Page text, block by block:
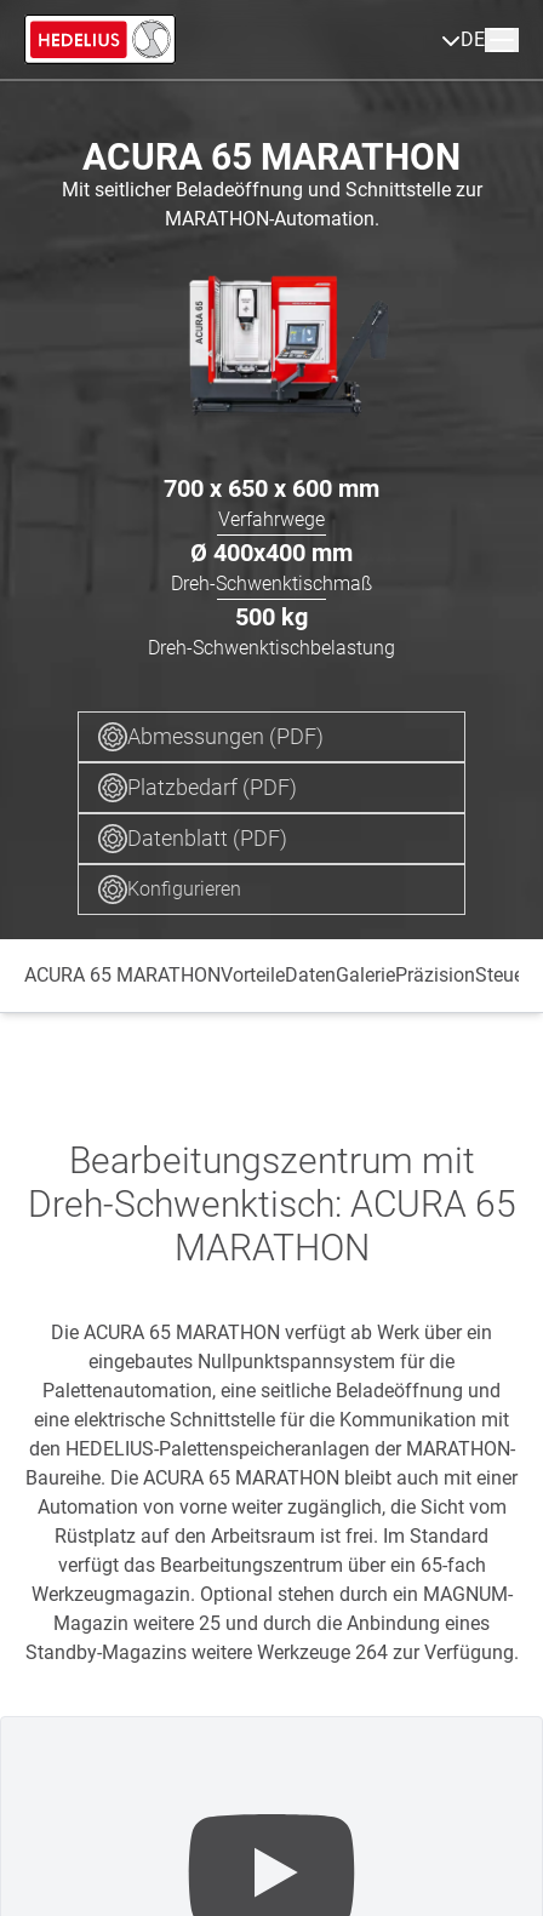
DE
ACURA 65 MARATHON
Mit seitlicher Beladeöffnung und Schnittstelle zur
MARATHON-Automation.
700 x 650 x 600 mm
Verfahrwege
Ø 400x400 mm
Dreh-Schwenktischmaß
500 kg
Dreh-Schwenktischbelastung
Abmessungen (PDF)
Platzbedarf (PDF)
Datenblatt (PDF)
Konfigurieren
ACURA 65 MARATHONVorteileDatenGaleriePräzision
Bearbeitungszentrum mit
Dreh-Schwenktisch: ACURA 65
MARATHON
Die ACURA 65 MARATHON verfügt ab Werk über ein
eingebautes Nullpunktspannsystem für die
Palettenautomation, eine seitliche Beladeöffnung und
eine elektrische Schnittstelle für die Kommunikation mit
den HEDELIUS-Palettenspeicheranlagen der MARATHON-
Baureihe. Die ACURA 65 MARATHON bleibt auch mit einer
Automation von vorne weiter zugänglich, die Sicht vom
Rüstplatz auf den Arbeitsraum ist frei. Im Standard
verfügt das Bearbeitungszentrum über ein 65-fach
Werkzeugmagazin. Optional stehen durch ein MAGNUM-
Magazin weitere 25 und durch die Anbindung eines
Standby-Magazins weitere Werkzeuge 264 zur Verfügung.